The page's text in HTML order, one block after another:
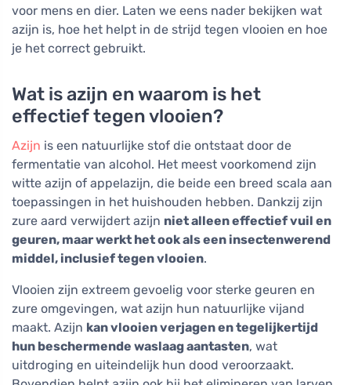
voor mens en dier. Laten we eens nader bekijken wat
azijn is, hoe het helpt in de strijd tegen vlooien en hoe
je het correct gebruikt.
Wat is azijn en waarom is het
effectief tegen vlooien?
Azijn is een natuurlijke stof die ontstaat door de
fermentatie van alcohol. Het meest voorkomend zijn
witte azijn of appelazijn, die beide een breed scala aan
toepassingen in het huishouden hebben. Dankzij zijn
zure aard verwijdert azijn niet alleen effectief vuil en
geuren, maar werkt het ook als een insectenwerend
middel, inclusief tegen vlooien.
Vlooien zijn extreem gevoelig voor sterke geuren en
zure omgevingen, wat azijn hun natuurlijke vijand
maakt. Azijn kan vlooien verjagen en tegelijkertijd
hun beschermende waslaag aantasten, wat
uitdroging en uiteindelijk hun dood veroorzaakt.